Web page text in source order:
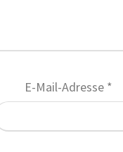
E-Mail-Adresse *